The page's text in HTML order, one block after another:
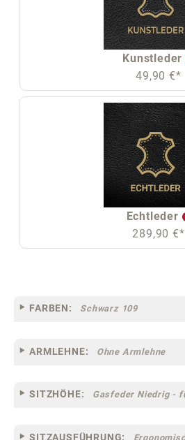
Kunstleder
49,90 €*
Echtleder
289,90 €*
FARBEN: Schwarz 109
ARMLEHNE: Ohne Armlehne
SITZHÖHE:
SITZAUSFÜHRUNG: